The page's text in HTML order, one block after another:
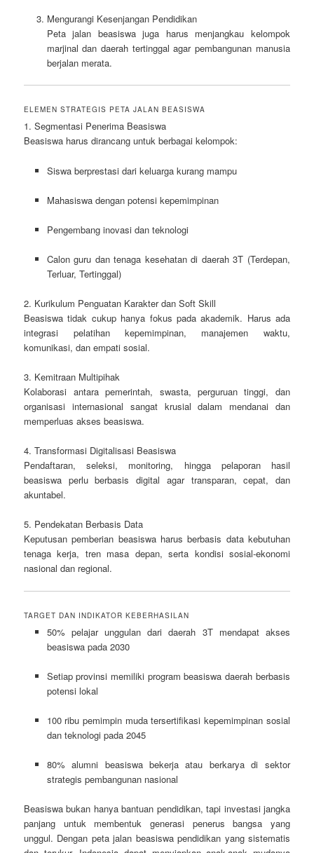
Mengurangi Kesenjangan Pendidikan
Peta jalan beasiswa juga harus menjangkau kelompok
marjinal dan daerah tertinggal agar pembangunan manusia
berjalan merata.
ELEMEN STRATEGIS PETA JALAN BEASISWA
1. Segmentasi Penerima Beasiswa
Beasiswa harus dirancang untuk berbagai kelompok:
Siswa berprestasi dari keluarga kurang mampu
Mahasiswa dengan potensi kepemimpinan
Pengembang inovasi dan teknologi
Calon guru dan tenaga kesehatan di daerah 3T (Terdepan,
Terluar, Tertinggal)
2. Kurikulum Penguatan Karakter dan Soft Skill
Beasiswa tidak cukup hanya fokus pada akademik. Harus ada
integrasi pelatihan kepemimpinan, manajemen waktu,
komunikasi, dan empati sosial.
3. Kemitraan Multipihak
Kolaborasi antara pemerintah, swasta, perguruan tinggi, dan
organisasi internasional sangat krusial dalam mendanai dan
memperluas akses beasiswa.
4. Transformasi Digitalisasi Beasiswa
Pendaftaran, seleksi, monitoring, hingga pelaporan hasil
beasiswa perlu berbasis digital agar transparan, cepat, dan
akuntabel.
5. Pendekatan Berbasis Data
Keputusan pemberian beasiswa harus berbasis data kebutuhan
tenaga kerja, tren masa depan, serta kondisi sosial-ekonomi
nasional dan regional.
TARGET DAN INDIKATOR KEBERHASILAN
50% pelajar unggulan dari daerah 3T mendapat akses
beasiswa pada 2030
Setiap provinsi memiliki program beasiswa daerah berbasis
potensi lokal
100 ribu pemimpin muda tersertifikasi kepemimpinan sosial
dan teknologi pada 2045
80% alumni beasiswa bekerja atau berkarya di sektor
strategis pembangunan nasional
Beasiswa bukan hanya bantuan pendidikan, tapi investasi jangka
panjang untuk membentuk generasi penerus bangsa yang
unggul. Dengan peta jalan beasiswa pendidikan yang sistematis